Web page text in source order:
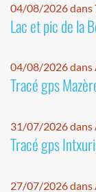
04/08/2026 dans
Lac et pic de la
04/08/2026 dans
Tracé gps
31/07/2026 dans
Tracé gps
27/07/2026 dans